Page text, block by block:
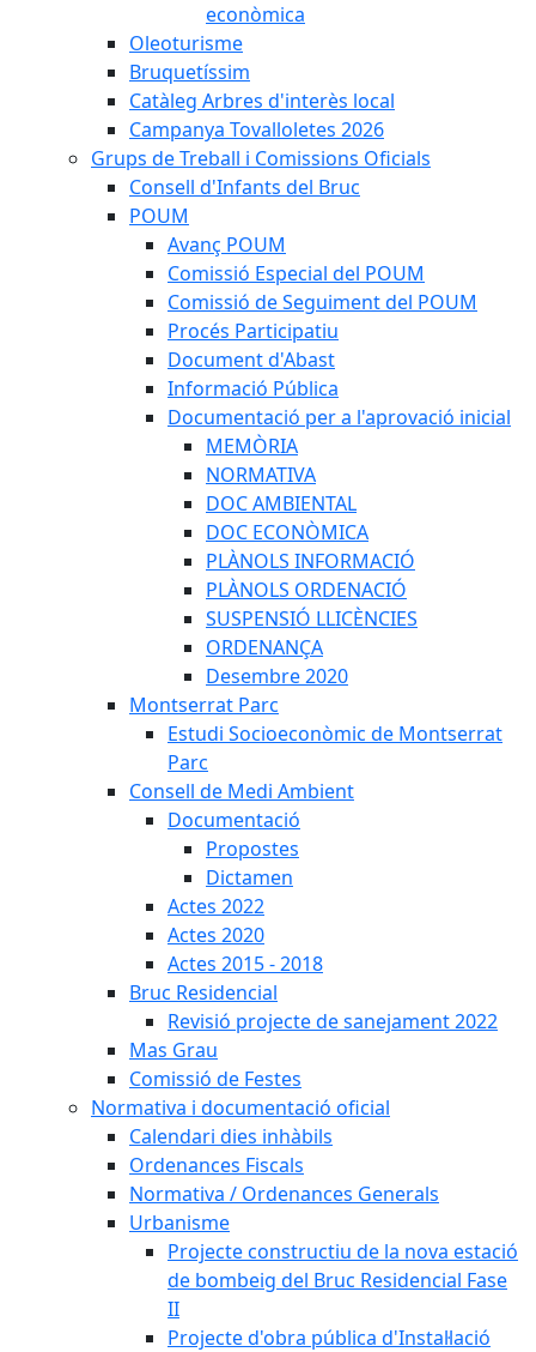
econòmica
Oleoturisme
Bruquetíssim
Catàleg Arbres d'interès local
Campanya Tovalloletes 2026
Grups de Treball i Comissions Oficials
Consell d'Infants del Bruc
POUM
Avanç POUM
Comissió Especial del POUM
Comissió de Seguiment del POUM
Procés Participatiu
Document d'Abast
Informació Pública
Documentació per a l'aprovació inicial
MEMÒRIA
NORMATIVA
DOC AMBIENTAL
DOC ECONÒMICA
PLÀNOLS INFORMACIÓ
PLÀNOLS ORDENACIÓ
SUSPENSIÓ LLICÈNCIES
ORDENANÇA
Desembre 2020
Montserrat Parc
Estudi Socioeconòmic de Montserrat
Parc
Consell de Medi Ambient
Documentació
Propostes
Dictamen
Actes 2022
Actes 2020
Actes 2015 - 2018
Bruc Residencial
Revisió projecte de sanejament 2022
Mas Grau
Comissió de Festes
Normativa i documentació oficial
Calendari dies inhàbils
Ordenances Fiscals
Normativa / Ordenances Generals
Urbanisme
Projecte constructiu de la nova estació
de bombeig del Bruc Residencial Fase
II
Projecte d'obra pública d'Instal·lació